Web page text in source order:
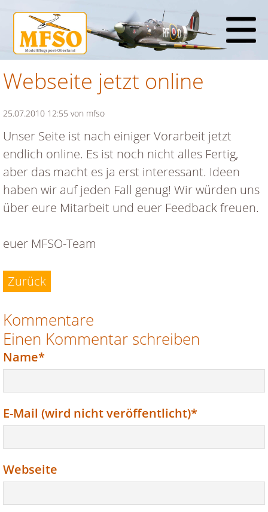
Webseite jetzt online
25.07.2010 12:55 von mfso
Unser Seite ist nach einiger Vorarbeit jetzt
endlich online. Es ist noch nicht alles Fertig,
aber das macht es ja erst interessant. Ideen
haben wir auf jeden Fall genug! Wir würden uns
über eure Mitarbeit und euer Feedback freuen.
euer MFSO-Team
Zurück
Kommentare
Einen Kommentar schreiben
Pflichtfeld
Name*
Pflichtfeld
E-Mail (wird nicht veröffentlicht)*
Webseite